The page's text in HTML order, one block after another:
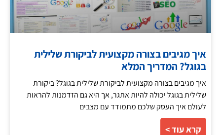
איך מגיבים בצורה מקצועית לביקורת שלילית
בגוגל? המדריך המלא
איך מגיבים בצורה מקצועית לביקורת שלילית בגוגל? ביקורת
שלילית בגוגל יכולה להיות אתגר, אך היא גם הזדמנות להראות
לעולם איך העסק שלכם מתמודד עם מצבים
קרא עוד >